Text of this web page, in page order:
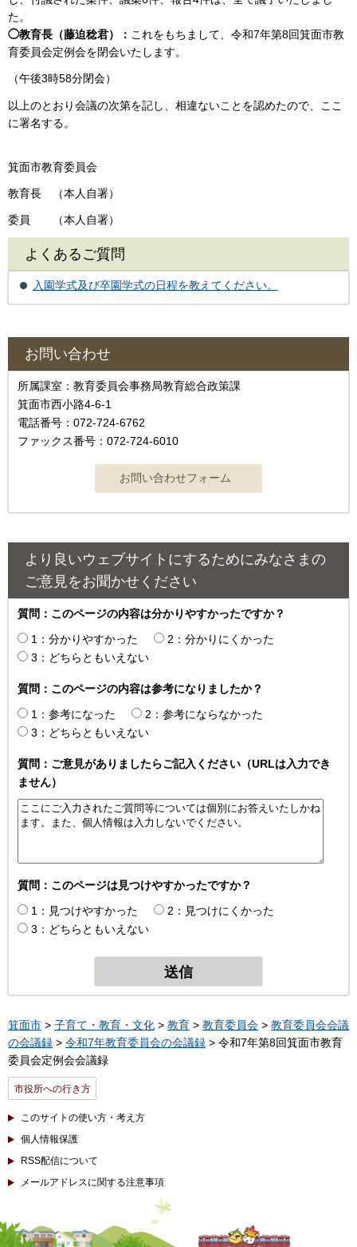
た。
◯教育長（藤迫稔君）： これをもちまして、令和7年第8回箕面市教
育委員会定例会を閉会いたします。
（午後3時58分閉会）
以上のとおり会議の次第を記し、相違ないことを認めたので、ここ
に署名する。
箕面市教育委員会
教育長 （本人自署）
委員 （本人自署）
よくあるご質問
入園学式及び卒園学式の日程を教えてください。
お問い合わせ
所属課室：教育委員会事務局教育総合政策課
箕面市西小路4‐6‐1
電話番号：072-724-6762
ファックス番号：072-724-6010
より良いウェブサイトにするためにみなさまの
ご意見をお聞かせください
質問：このページの内容は分かりやすかったですか？
1：分かりやすかった
2：分かりにくかった
3：どちらともいえない
質問：このページの内容は参考になりましたか？
1：参考になった
2：参考にならなかった
3：どちらともいえない
質問：ご意見がありましたらご記入ください（URLは入力でき
ません）
質問：このページは見つけやすかったですか？
1：見つけやすかった
2：見つけにくかった
3：どちらともいえない
箕面市 > 子育て・教育・文化 > 教育 > 教育委員会 > 教育委員会会議
の会議録 > 令和7年教育委員会の会議録 > 令和7年第8回箕面市教育
委員会定例会会議録
市役所への行き方
このサイトの使い方・考え方
個人情報保護
RSS配信について
メールアドレスに関する注意事項